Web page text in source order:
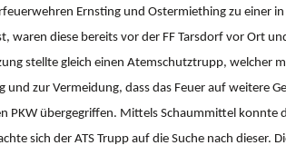
Ernsting und Ostermiething zu einer
diese bereits vor der FF Tarsdorf vor Ort
stellte gleich einen Atemschutztrupp, welcher
zur Vermeidung, dass das Feuer auf weitere
PKW übergegriffen. Mittels Schaummittel konnte
sich der ATS Trupp auf die Suche nach dieser.